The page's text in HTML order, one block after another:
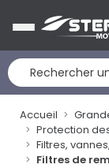
Accueil
Protection
Filtres,
Filtres de